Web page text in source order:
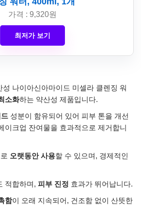
가격 : 9,320원
최저가 보기
성 나이아신아마이드 미셀라 클렌징 워
소화하는 약산성 제품입니다.
성분이 함유되어 있어 피부 톤을 개선
이크업 잔여물을 효과적으로 제거합니
오랫동안 사용할 수 있으며, 경제적인
적합하며, 피부 진정 효과가 뛰어납니다.
함이 오래 지속되어, 건조함 없이 산뜻한